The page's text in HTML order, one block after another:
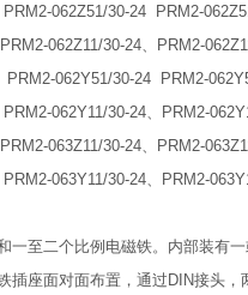
062Z51/30-24 PRM2-
062Z11/30-24、PRM2-
062Y51/30-24 PRM2-
062Y11/30-24、PRM2-
063Z11/30-24、PRM2-
063Y11/30-24、PRM2-
至二个比例电磁铁。内部装有
座面对面布置，通过DIN接头